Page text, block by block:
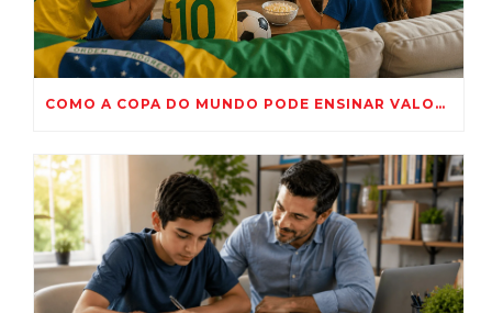
COMO A COPA DO MUNDO PODE ENSINAR VALORES IMPORTANTES PARA AS CRIANÇAS?